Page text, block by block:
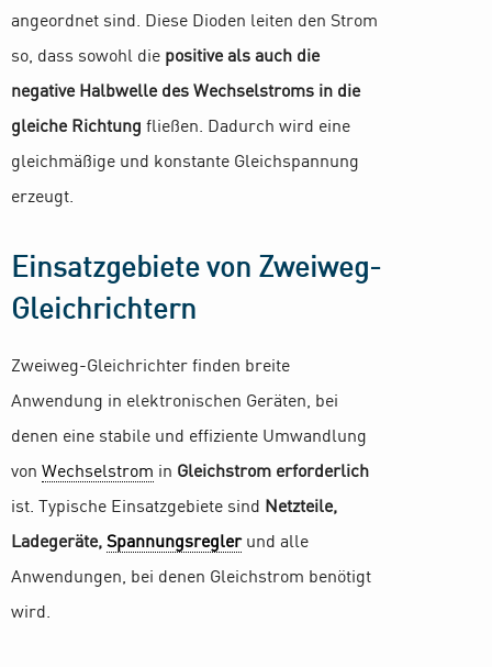
angeordnet sind. Diese Dioden leiten den Strom
so, dass sowohl die positive als auch die
negative Halbwelle des Wechselstroms in die
gleiche Richtung fließen. Dadurch wird eine
gleichmäßige und konstante Gleichspannung
erzeugt.
Einsatzgebiete von Zweiweg-
Gleichrichtern
Zweiweg-Gleichrichter finden breite
Anwendung in elektronischen Geräten, bei
denen eine stabile und effiziente Umwandlung
von Wechselstrom in Gleichstrom erforderlich
ist. Typische Einsatzgebiete sind Netzteile,
Ladegeräte, Spannungsregler und alle
Anwendungen, bei denen Gleichstrom benötigt
wird.